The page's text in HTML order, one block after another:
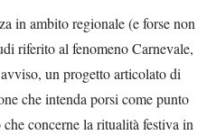
in ambito regionale (e forse non
riferito al fenomeno Carnevale,
un progetto articolato di
che intenda porsi come punto
concerne la ritualità festiva in